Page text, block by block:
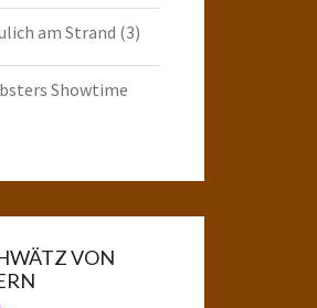
am Strand (3)
Showtime
VON